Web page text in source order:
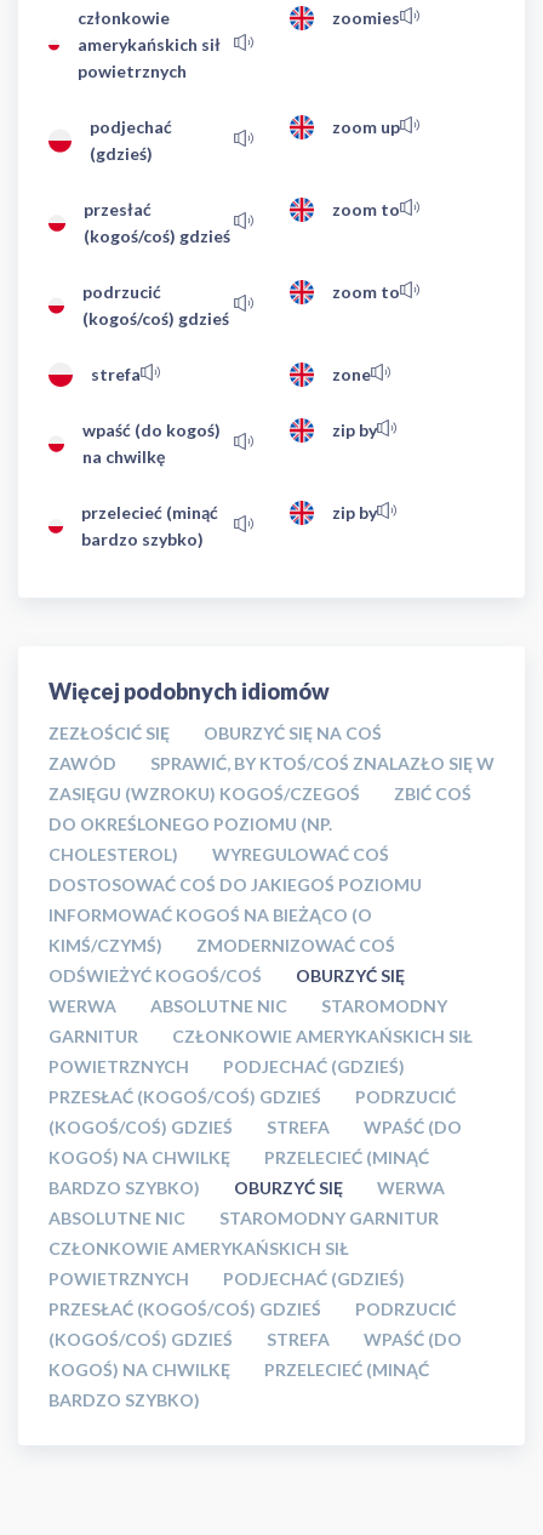
członkowie
amerykańskich sił
powietrznych
zoomies
podjechać
(gdzieś)
zoom up
przesłać
(kogoś/coś) gdzieś
zoom to
podrzucić
(kogoś/coś) gdzieś
zoom to
strefa zone
wpaść (do kogoś)
na chwilkę
zip by
przelecieć (minąć
bardzo szybko)
zip by
Więcej podobnych idiomów
ZEZŁOŚCIĆ SIĘ
OBURZYĆ SIĘ NA COŚ
ZAWÓD
SPRAWIĆ, BY KTOŚ/COŚ ZNALAZŁO SIĘ W
ZASIĘGU (WZROKU) KOGOŚ/CZEGOŚ
ZBIĆ COŚ
DO OKREŚLONEGO POZIOMU (NP.
CHOLESTEROL)
WYREGULOWAĆ COŚ
DOSTOSOWAĆ COŚ DO JAKIEGOŚ POZIOMU
INFORMOWAĆ KOGOŚ NA BIEŻĄCO (O
KIMŚ/CZYMŚ)
ZMODERNIZOWAĆ COŚ
ODŚWIEŻYĆ KOGOŚ/COŚ
OBURZYĆ SIĘ
WERWA
ABSOLUTNE NIC
STAROMODNY
GARNITUR
CZŁONKOWIE AMERYKAŃSKICH SIŁ
POWIETRZNYCH
PODJECHAĆ (GDZIEŚ)
PRZESŁAĆ (KOGOŚ/COŚ) GDZIEŚ
PODRZUCIĆ
(KOGOŚ/COŚ) GDZIEŚ
STREFA
WPAŚĆ (DO
KOGOŚ) NA CHWILKĘ
PRZELECIEĆ (MINĄĆ
BARDZO SZYBKO)
OBURZYĆ SIĘ
WERWA
ABSOLUTNE NIC
STAROMODNY GARNITUR
CZŁONKOWIE AMERYKAŃSKICH SIŁ
POWIETRZNYCH
PODJECHAĆ (GDZIEŚ)
PRZESŁAĆ (KOGOŚ/COŚ) GDZIEŚ
PODRZUCIĆ
(KOGOŚ/COŚ) GDZIEŚ
STREFA
WPAŚĆ (DO
KOGOŚ) NA CHWILKĘ
PRZELECIEĆ (MINĄĆ
BARDZO SZYBKO)